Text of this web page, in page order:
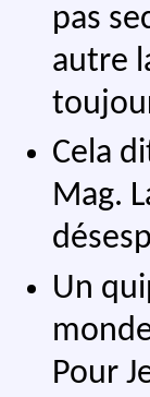
pas
autre
Cela
Mag.
Un
Pour